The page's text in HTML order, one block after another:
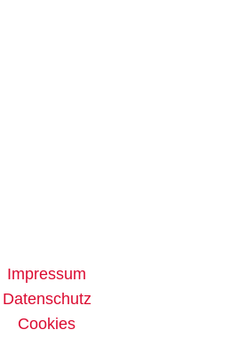
Impressum
Datenschutz
Cookies